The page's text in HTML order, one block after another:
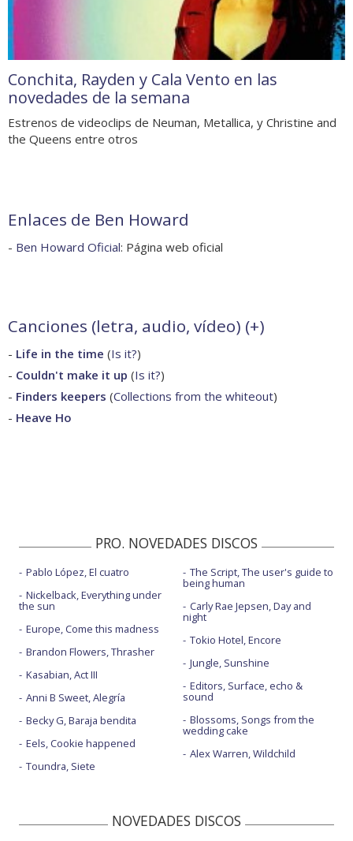
Conchita, Rayden y Cala Vento en las
novedades de la semana
Estrenos de videoclips de Neuman, Metallica, y Christine and
the Queens entre otros
Enlaces de Ben Howard
- Ben Howard Oficial: Página web oficial
Canciones (letra, audio, vídeo) (+)
- Life in the time (Is it?)
- Couldn't make it up (Is it?)
- Finders keepers (Collections from the whiteout)
- Heave Ho
PRO. NOVEDADES DISCOS
Pablo López, El cuatro
Nickelback, Everything under
the sun
Europe, Come this madness
Brandon Flowers, Thrasher
Kasabian, Act III
Anni B Sweet, Alegría
Becky G, Baraja bendita
Eels, Cookie happened
Toundra, Siete
The Script, The user's guide to
being human
Carly Rae Jepsen, Day and
night
Tokio Hotel, Encore
Jungle, Sunshine
Editors, Surface, echo &
sound
Blossoms, Songs from the
wedding cake
Alex Warren, Wildchild
NOVEDADES DISCOS